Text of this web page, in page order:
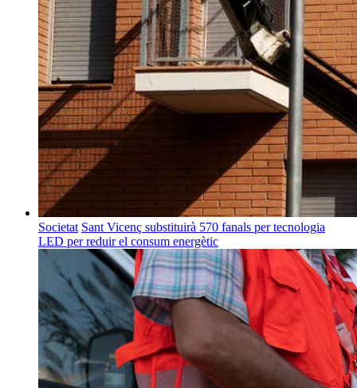
Societat Sant Vicenç substituirà 570 fanals per tecnologia
LED per reduir el consum energètic